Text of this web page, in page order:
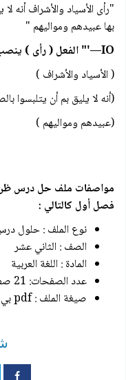
"رأى الأسياد والأشراف أنه
بها عبيدهم ومواليهم "
IO—'" الفعل ( رأى ) ينصب :
( الأسياد والأشراف )
(أنه لا يليق بم أن يتلبسوا
(عبيدهم ومواليهم )
مواصفات ملف حل درس ظن
فصل أول كالتالي :
نوع الملف : حلول
الصف : الثاني عشر
المادة : اللغة العربية
عدد الصفحات: 21 صفحة
صيغة الملف : pdf بي دي اف